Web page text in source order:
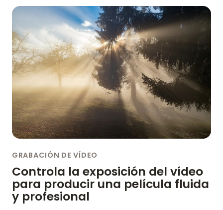
GRABACIÓN DE VÍDEO
Controla la exposición del vídeo
para producir una película fluida
y profesional